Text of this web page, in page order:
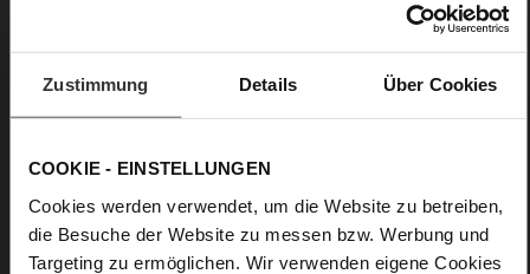
Zustimmung Details Über Cookies
COOKIE - EINSTELLUNGEN
Cookies werden verwendet, um die Website zu betreiben,
die Besuche der Website zu messen bzw. Werbung und
Targeting zu ermöglichen. Wir verwenden eigene Cookies